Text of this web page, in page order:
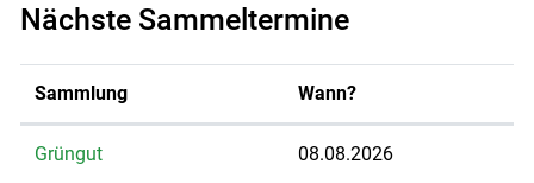
Nächste Sammeltermine
Sammlung Wann?
Grüngut 08.08.2026